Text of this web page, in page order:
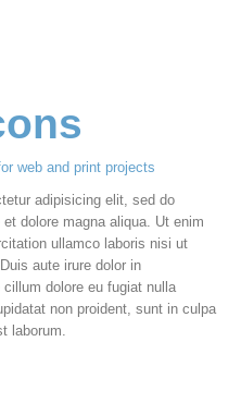
adipisicing elit, sed do
dolore magna aliqua. Ut enim
ullamco laboris nisi ut
aute irure dolor in
dolore eu fugiat nulla
non proident, sunt in culpa
laborum.